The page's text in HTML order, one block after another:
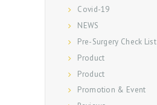
Covid-19
NEWS
Pre-Surgery Check List
Product
Product
Promotion & Event